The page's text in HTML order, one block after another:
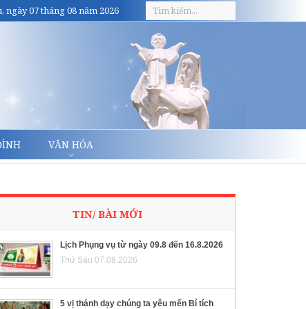
ngày 07 tháng 08 năm 2026
VĂN HÓA
TIN/ BÀI MỚI
Lịch Phụng vụ từ ngày 09.8 đến 16.8.2026
Thứ Sáu 07.08.2026
5 vị thánh dạy chúng ta yêu mến Bí tích